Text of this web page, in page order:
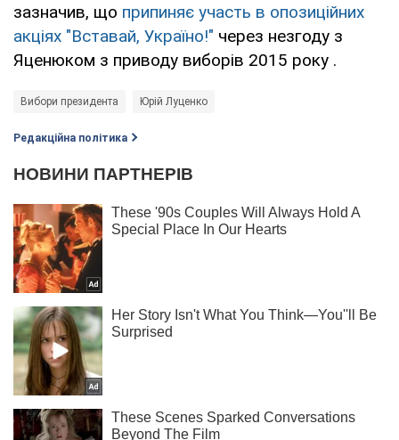
зазначив, що припиняє участь в опозиційних
акціях "Вставай, Україно!" через незгоду з
Яценюком з приводу виборів 2015 року .
Вибори президента Юрій Луценко
Редакційна політика